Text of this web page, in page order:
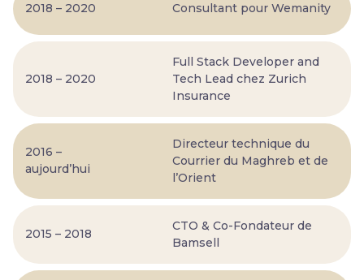
2018 – 2020 Consultant pour Wemanity
2018 – 2020
Full Stack Developer and
Tech Lead chez Zurich
Insurance
2016 –
aujourd’hui
Directeur technique du
Courrier du Maghreb et de
l’Orient
2015 – 2018
CTO & Co-Fondateur de
Bamsell